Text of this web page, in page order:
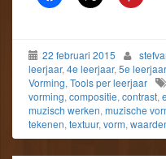
22 februari 2015
leerjaar,4e leerjaar,5e leerjaar
Vorming,Tools per leerjaar
vorming,compositie,contrast,
muzisch werken,muzische
tekenen,textuur,vorm,